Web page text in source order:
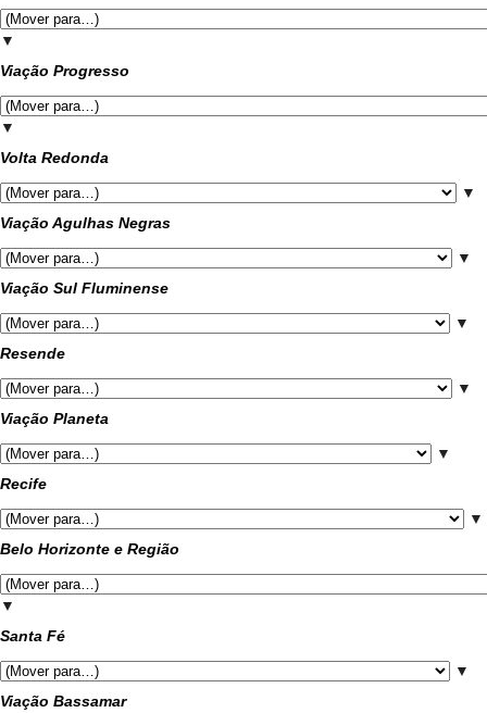
▼
Viação Progresso
▼
Volta Redonda
▼
Viação Agulhas Negras
▼
Viação Sul Fluminense
▼
Resende
▼
Viação Planeta
▼
Recife
▼
Belo Horizonte e Região
▼
Santa Fé
▼
Viação Bassamar